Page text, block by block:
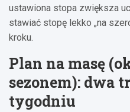
ustawiona stopa zwiększa
stawiać stopę lekko „na
kroku.
Plan na masę
sezonem): dwa
tygodniu